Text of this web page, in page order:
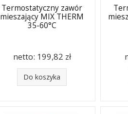
Termostatyczny zawór
mieszający MIX THERM
35-60°C
netto: 199,82 zł
Do koszyka